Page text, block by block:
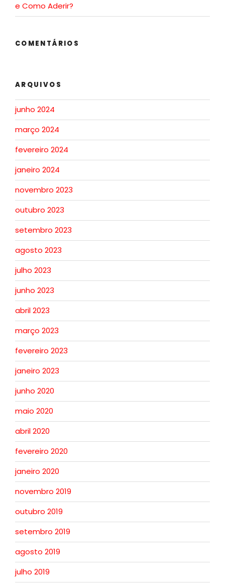
e Como Aderir?
COMENTÁRIOS
ARQUIVOS
junho 2024
março 2024
fevereiro 2024
janeiro 2024
novembro 2023
outubro 2023
setembro 2023
agosto 2023
julho 2023
junho 2023
abril 2023
março 2023
fevereiro 2023
janeiro 2023
junho 2020
maio 2020
abril 2020
fevereiro 2020
janeiro 2020
novembro 2019
outubro 2019
setembro 2019
agosto 2019
julho 2019